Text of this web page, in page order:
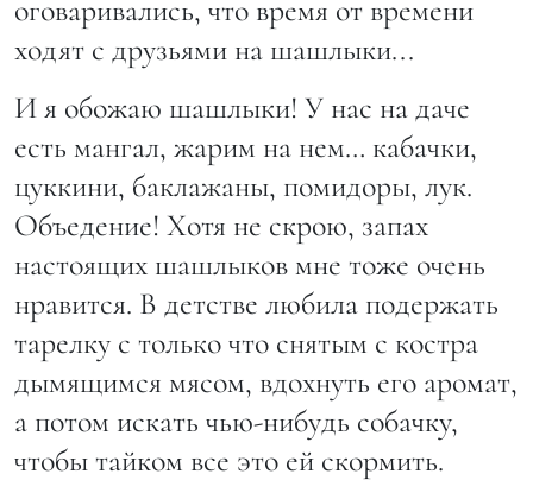
оговаривались, что время от времени
ходят с друзьями на шашлыки...
И я обожаю шашлыки! У нас на даче
есть мангал, жарим на нем… кабачки,
цуккини, баклажаны, помидоры, лук.
Объедение! Хотя не скрою, запах
настоящих шашлыков мне тоже очень
нравится. В детстве любила подержать
тарелку с только что снятым с костра
дымящимся мясом, вдохнуть его аромат,
а потом искать чью-нибудь собачку,
чтобы тайком все это ей скормить.